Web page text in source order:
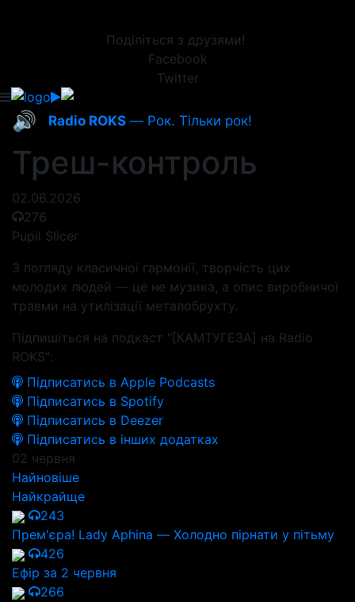
Поділіться з друзями!
Facebook
Twitter
🔊 Radio ROKS — Рок. Тільки рок!
Треш-контроль
02.06.2026
276
Pupil Slicer
З погляду класичної гармонії, творчість цих
молодих людей — це не музика, а опис виробничої
травми на утилізації металобрухту.
Підпишіться на подкаст "[КАМТУГЕЗА] на Radio
ROKS":
Підписатись в Apple Podcasts
Підписатись в Spotify
Підписатись в Deezer
Підписатись в інших додатках
02 червня
Найновіше
Найкрайще
243
Прем'єра! Lady Aphina — Холодно пірнати у пітьму
426
Ефір за 2 червня
266